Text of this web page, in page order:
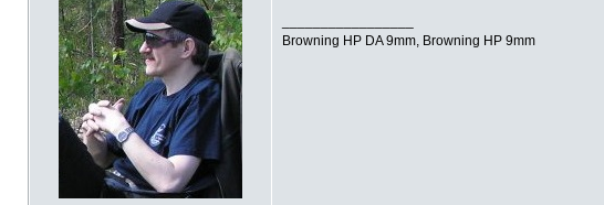
Browning HP DA 9mm, Browning HP 9mm